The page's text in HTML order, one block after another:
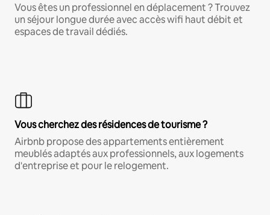
Vous êtes un professionnel en déplacement ? Trouvez
un séjour longue durée avec accès wifi haut débit et
espaces de travail dédiés.
Vous cherchez des résidences de tourisme ?
Airbnb propose des appartements entièrement
meublés adaptés aux professionnels, aux logements
d'entreprise et pour le relogement.